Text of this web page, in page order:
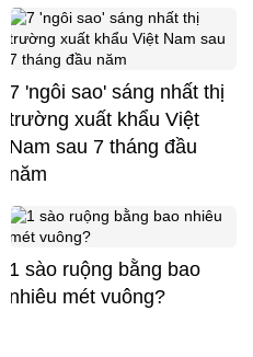
7 'ngôi sao' sáng nhất thị
trường xuất khẩu Việt
Nam sau 7 tháng đầu
năm
1 sào ruộng bằng bao
nhiêu mét vuông?